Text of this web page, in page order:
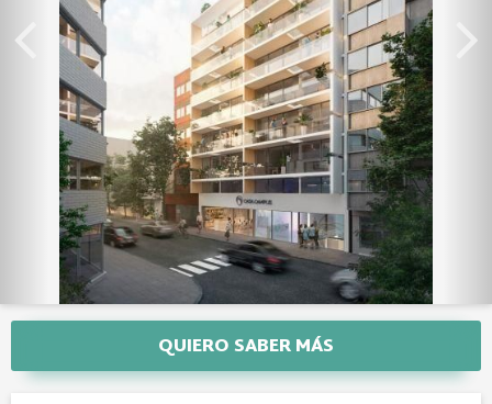
QUIERO SABER MÁS